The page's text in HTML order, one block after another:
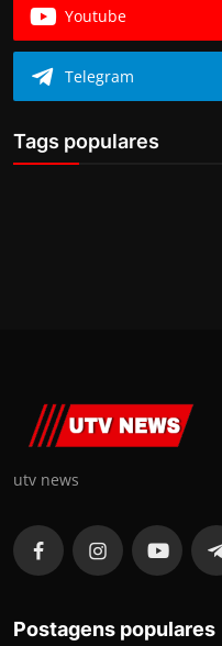
Youtube
Telegram
Tags populares
utv news
Postagens populares